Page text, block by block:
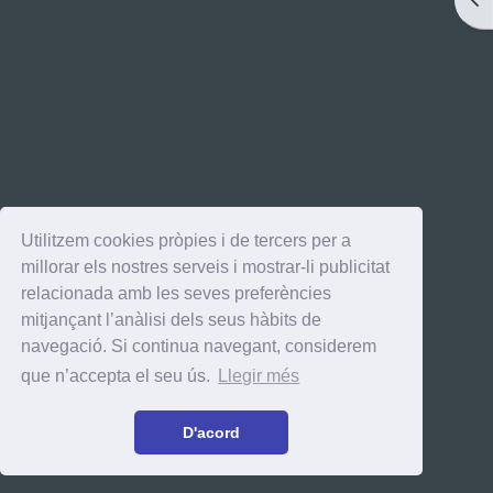
Utilitzem cookies pròpies i de tercers per a
millorar els nostres serveis i mostrar-li publicitat
relacionada amb les seves preferències
mitjançant l’anàlisi dels seus hàbits de
navegació. Si continua navegant, considerem
que n’accepta el seu ús.
Llegir més
D'acord